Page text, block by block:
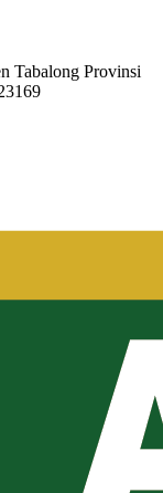
Tabalong Provinsi